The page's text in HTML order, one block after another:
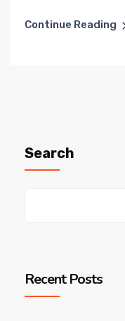
Continue Reading
Search
Recent Posts